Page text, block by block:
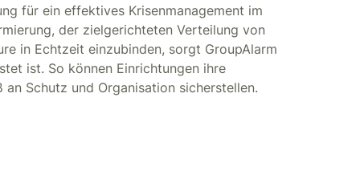
für ein effektives Krisenmanagement im
der zielgerichteten Verteilung von
in Echtzeit einzubinden, sorgt GroupAlarm
ist. So können Einrichtungen ihre
Schutz und Organisation sicherstellen.